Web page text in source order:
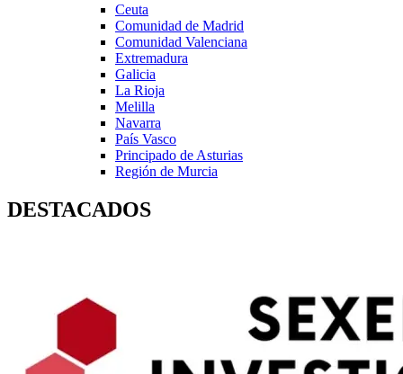
Ceuta
Comunidad de Madrid
Comunidad Valenciana
Extremadura
Galicia
La Rioja
Melilla
Navarra
País Vasco
Principado de Asturias
Región de Murcia
DESTACADOS